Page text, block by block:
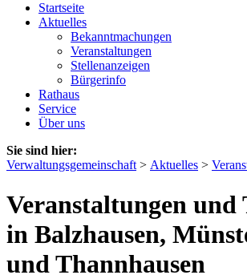
Startseite
Aktuelles
Bekanntmachungen
Veranstaltungen
Stellenanzeigen
Bürgerinfo
Rathaus
Service
Über uns
Sie sind hier:
Verwaltungsgemeinschaft > Aktuelles >
Veranstaltungen und
in Balzhausen,
und Thannhausen